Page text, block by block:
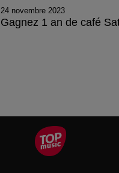
24 novembre 2023
Gagnez 1 an de café